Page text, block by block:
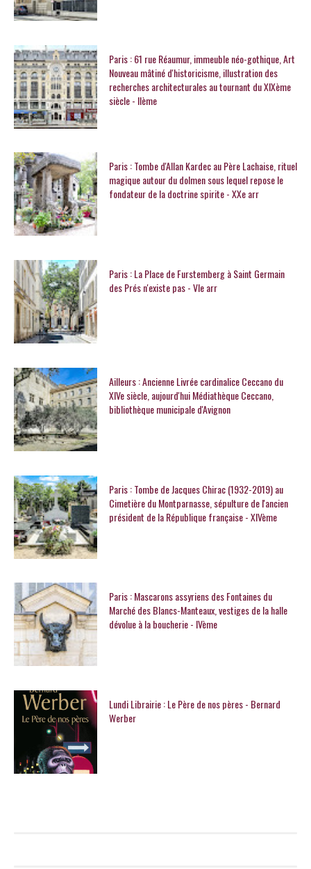
Paris : 61 rue Réaumur, immeuble néo-gothique, Art
Nouveau mâtiné d'historicisme, illustration des
recherches architecturales au tournant du XIXème
siècle - IIème
Paris : Tombe d'Allan Kardec au Père Lachaise, rituel
magique autour du dolmen sous lequel repose le
fondateur de la doctrine spirite - XXe arr
Paris : La Place de Furstemberg à Saint Germain
des Prés n'existe pas - VIe arr
Ailleurs : Ancienne Livrée cardinalice Ceccano du
XIVe siècle, aujourd'hui Médiathèque Ceccano,
bibliothèque municipale d'Avignon
Paris : Tombe de Jacques Chirac (1932-2019) au
Cimetière du Montparnasse, sépulture de l'ancien
président de la République française - XIVème
Paris : Mascarons assyriens des Fontaines du
Marché des Blancs-Manteaux, vestiges de la halle
dévolue à la boucherie - IVème
Lundi Librairie : Le Père de nos pères - Bernard
Werber